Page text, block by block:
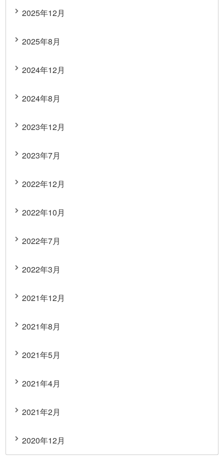
2025年12月
2025年8月
2024年12月
2024年8月
2023年12月
2023年7月
2022年12月
2022年10月
2022年7月
2022年3月
2021年12月
2021年8月
2021年5月
2021年4月
2021年2月
2020年12月